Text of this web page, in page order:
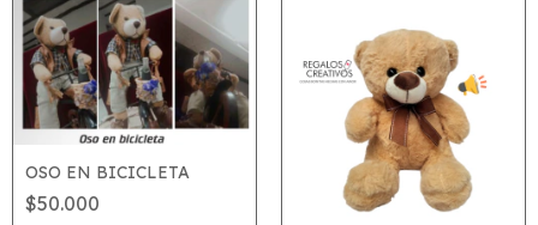
OSO EN BICICLETA
$50.000